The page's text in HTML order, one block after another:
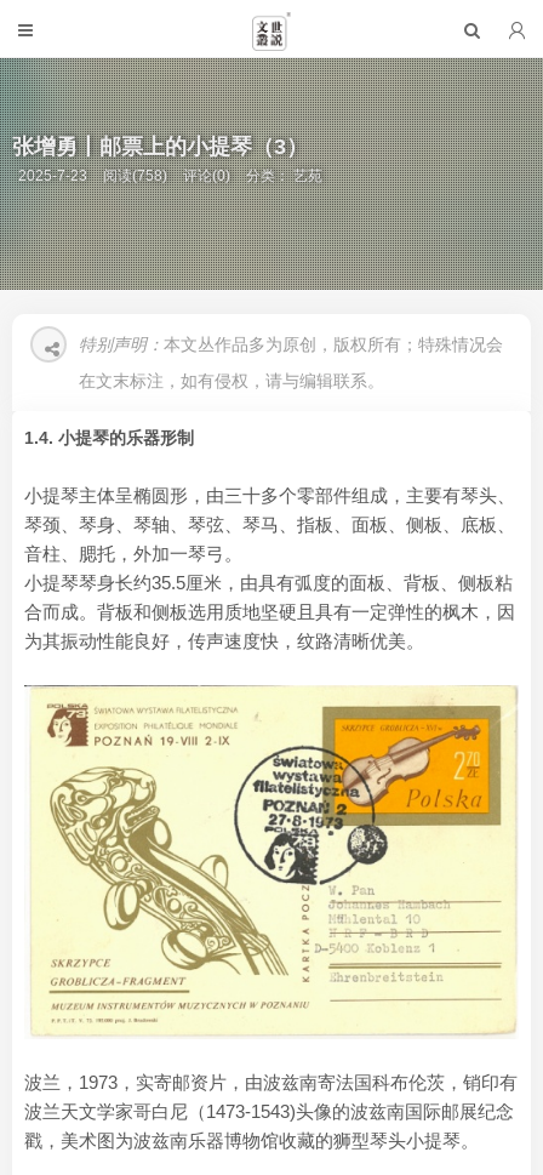
张增勇丨邮票上的小提琴（3）
2025-7-23 阅读(758) 评论(0) 分类：艺苑
特别声明： 本文丛作品多为原创，版权所有；特殊情况会
在文末标注，如有侵权，请与编辑联系。
1.4. 小提琴的乐器形制
小提琴主体呈椭圆形，由三十多个零部件组成，主要有琴头、
琴颈、琴身、琴轴、琴弦、琴马、指板、面板、侧板、底板、
音柱、腮托，外加一琴弓。
小提琴琴身长约35.5厘米，由具有弧度的面板、背板、侧板粘
合而成。背板和侧板选用质地坚硬且具有一定弹性的枫木，因
为其振动性能良好，传声速度快，纹路清晰优美。
波兰，1973，实寄邮资片，由波兹南寄法国科布伦茨，销印有
波兰天文学家哥白尼（1473-1543)头像的波兹南国际邮展纪念
戳，美术图为波兹南乐器博物馆收藏的狮型琴头小提琴。